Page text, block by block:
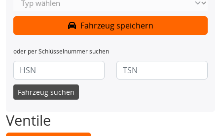
Fahrzeug speichern
oder per Schlüsselnummer suchen
Fahrzeug suchen
Ventile